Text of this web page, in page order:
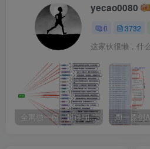
yecao0080
0 3732
这家伙很懒，什
全网独一份：超详细的40+个自媒体赛道领域解析手册，让你的内容创作不再局限！